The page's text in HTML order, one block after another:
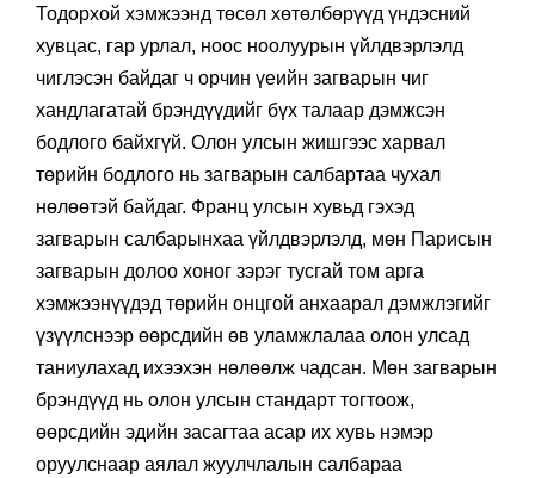
Тодорхой хэмжээнд төсөл хөтөлбөрүүд үндэсний
хувцас, гар урлал, ноос ноолуурын үйлдвэрлэлд
чиглэсэн байдаг ч орчин үеийн загварын чиг
хандлагатай брэндүүдийг бүх талаар дэмжсэн
бодлого байхгүй. Олон улсын жишгээс харвал
төрийн бодлого нь загварын салбартаа чухал
нөлөөтэй байдаг. Франц улсын хувьд гэхэд
загварын салбарынхаа үйлдвэрлэлд, мөн Парисын
загварын долоо хоног зэрэг тусгай том арга
хэмжээнүүдэд төрийн онцгой анхаарал дэмжлэгийг
үзүүлснээр өөрсдийн өв уламжлалаа олон улсад
таниулахад ихээхэн нөлөөлж чадсан. Мөн загварын
брэндүүд нь олон улсын стандарт тогтоож,
өөрсдийн эдийн засагтаа асар их хувь нэмэр
оруулснаар аялал жуулчлалын салбараа